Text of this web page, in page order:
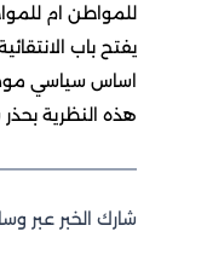
للمواطن ام
يفتح باب
اساس سياسي
هذه النظرية
شارك الخبر عبر